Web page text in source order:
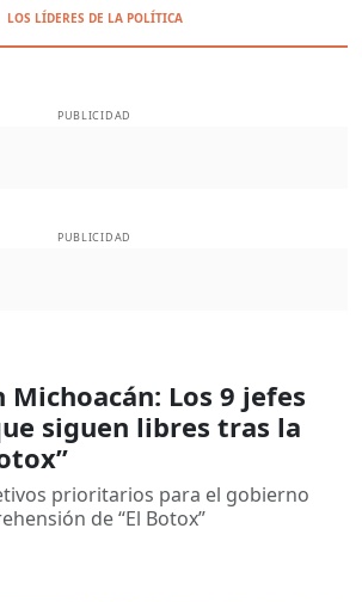
LOS LÍDERES DE LA POLÍTICA
PUBLICIDAD
PUBLICIDAD
Michoacán: Los 9 jefes
siguen libres tras la
prioritarios para el gobierno
de “El Botox”